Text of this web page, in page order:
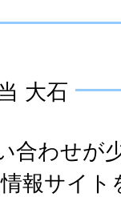
大石
合わせが
報サイ